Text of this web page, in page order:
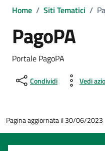
Home / Siti Tematici /
PagoPA
Portale PagoPA
Condividi Vedi
Pagina aggiornata il 30/06/2023